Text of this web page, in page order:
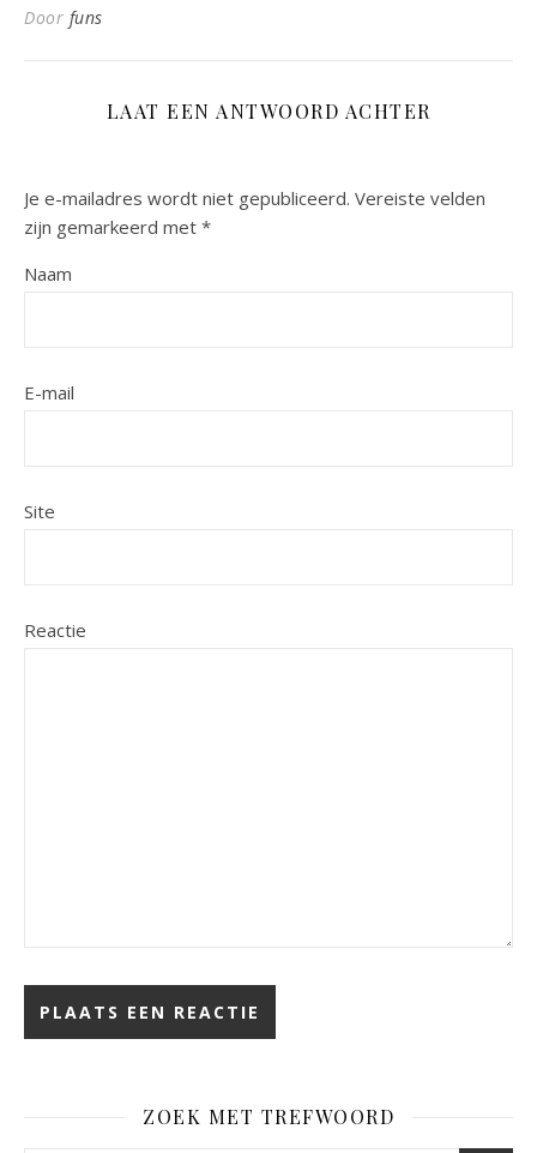
Door funs
LAAT EEN ANTWOORD ACHTER
Je e-mailadres wordt niet gepubliceerd. Vereiste velden
zijn gemarkeerd met *
Naam
E-mail
Site
Reactie
ZOEK MET TREFWOORD